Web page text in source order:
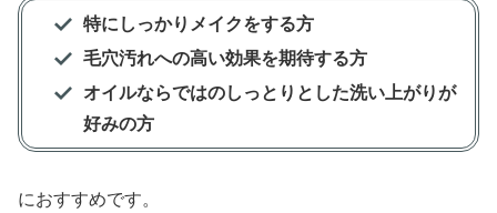
特にしっかりメイクをする方
毛穴汚れへの高い効果を期待する方
オイルならではのしっとりとした洗い上がりが
好みの方
におすすめです。